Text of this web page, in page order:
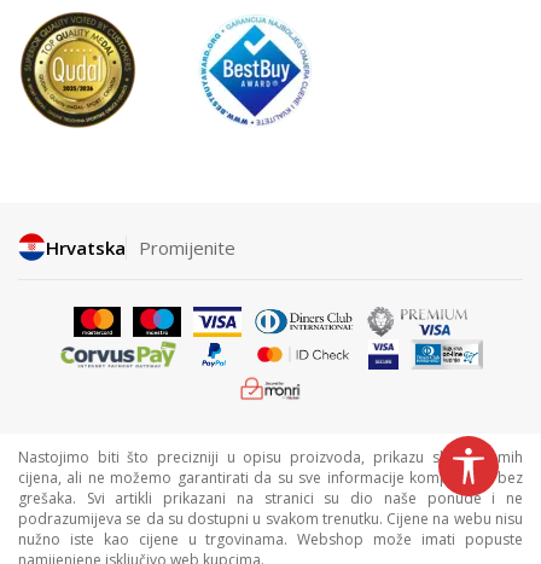
Hrvatska Promijenite
Nastojimo biti što precizniji u opisu proizvoda, prikazu slika i samih
cijena, ali ne možemo garantirati da su sve informacije kompletne i bez
grešaka. Svi artikli prikazani na stranici su dio naše ponude i ne
podrazumijeva se da su dostupni u svakom trenutku. Cijene na webu nisu
nužno iste kao cijene u trgovinama. Webshop može imati popuste
namijenjene isključivo web kupcima.